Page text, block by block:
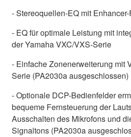
- Stereoquellen-EQ mit
- EQ für optimale Leistung mit
der Yamaha VXC/VXS-Serie
- Einfache Zonenerweiterung mit
Serie (PA2030a ausgeschlossen)
- Optionale DCP-Bedienfelder
bequeme Fernsteuerung der
Ausschalten des Mikrofons und
Signaltons (PA2030a